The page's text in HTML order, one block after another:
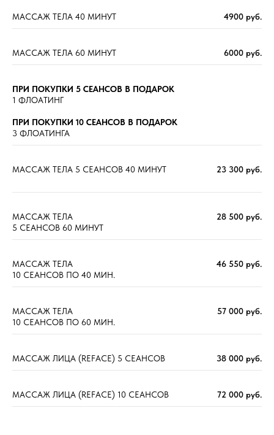
МАССАЖ ТЕЛА 40 МИНУТ 4900 руб.
МАССАЖ ТЕЛА 60 МИНУТ 6000 руб.
ПРИ ПОКУПКИ 5 СЕАНСОВ В ПОДАРОК
1 ФЛОАТИНГ
ПРИ ПОКУПКИ 10 СЕАНСОВ В ПОДАРОК
3 ФЛОАТИНГА
МАССАЖ ТЕЛА 5 СЕАНСОВ 40 МИНУТ 23 300 руб.
МАССАЖ ТЕЛА
5 СЕАНСОВ 60 МИНУТ
28 500 руб.
МАССАЖ ТЕЛА
10 СЕАНСОВ ПО 40 МИН.
46 550 руб.
МАССАЖ ТЕЛА
10 СЕАНСОВ ПО 60 МИН.
57 000 руб.
МАССАЖ ЛИЦА (REFACE) 5 СЕАНСОВ 38 000 руб.
МАССАЖ ЛИЦА (REFACE) 10 СЕАНСОВ 72 000 руб.